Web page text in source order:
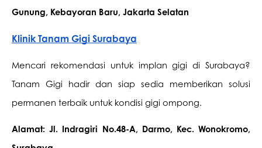
Gunung, Kebayoran Baru, Jakarta Selatan
Klinik Tanam Gigi Surabaya
Mencari rekomendasi untuk implan gigi di Surabaya?
Tanam Gigi hadir dan siap sedia memberikan solusi
permanen terbaik untuk kondisi gigi ompong.
Alamat: Jl. Indragiri No.48-A, Darmo, Kec. Wonokromo,